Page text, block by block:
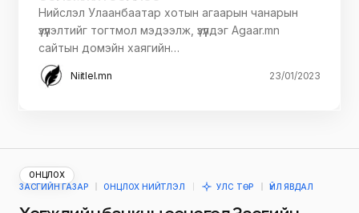
Нийслэл Улаанбаатар хотын агаарын чанарын
үзүүлэлтийг тогтмол мэдээлж, үзүүлдэг Agaar.mn
сайтын домэйн хаягийн…
Niitlel.mn 23/01/2023
ОНЦЛОХ
ЗАСГИЙН ГАЗАР
ОНЦЛОХ НИЙТЛЭЛ УЛС ТӨР ҮЙЛ ЯВДАЛ